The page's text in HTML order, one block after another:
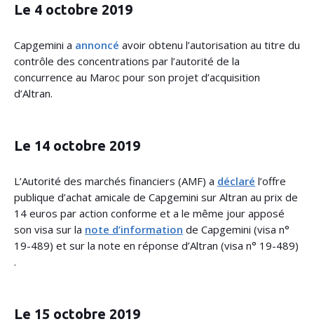
Le 4 octobre 2019
Capgemini a annoncé avoir obtenu l’autorisation au titre du
contrôle des concentrations par l’autorité de la
concurrence au Maroc pour son projet d’acquisition
d’Altran.
Le 14 octobre 2019
L’Autorité des marchés financiers (AMF) a déclaré l’offre
publique d’achat amicale de Capgemini sur Altran au prix de
14 euros par action conforme et a le même jour apposé
son visa sur la note d’information de Capgemini (visa n°
19-489) et sur la note en réponse d’Altran (visa n° 19-489)
.
Le 15 octobre 2019